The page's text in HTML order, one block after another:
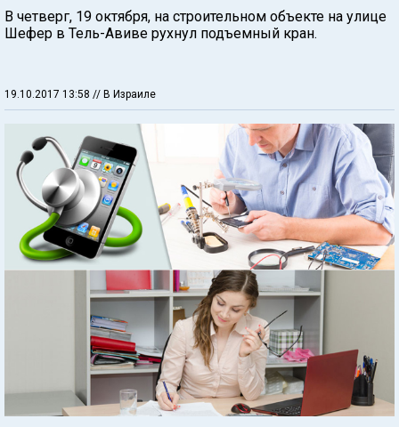
В четверг, 19 октября, на строительном объекте на улице
Шефер в Тель-Авиве рухнул подъемный кран.
19.10.2017 13:58 // В Израиле